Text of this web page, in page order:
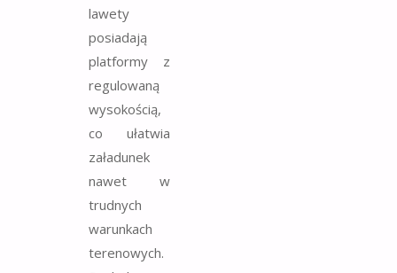
lawety
posiadają
platformy z
regulowaną
wysokością,
co ułatwia
załadunek
nawet w
trudnych
warunkach
terenowych.